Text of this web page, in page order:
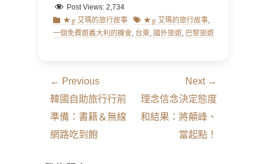
Post Views: 2,734
Categories
★╔ 艾瑪的旅行故事 Tags★╔ 艾瑪的旅行故事,
一個免費遊義大利的機會, 台東, 國外旅遊, 巴黎旅遊
文
章
導
覽
← Previous
Previous
post:
韓國自助旅行行前
準備：書籍＆無線
網路吃到飽
Next →
Next
post:
理念信念決定態度
和結果：將顛峰、
當起點！